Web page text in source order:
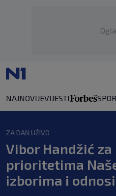
NAJNOVIJEVIJESTI
ZA DAN UŽIVO
Vibor Handžić za
prioritetima
izborima i